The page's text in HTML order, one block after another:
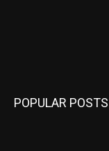
POPULAR POSTS